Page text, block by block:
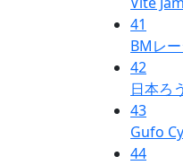
41
BMレ
42
日本ろ
43
Gufo
44